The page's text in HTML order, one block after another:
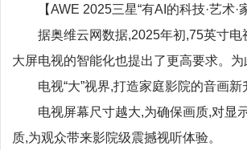
【AWE 2025三星“有AI的科技·艺术·家
据奥维云网数据,2025年初,75英寸电
大屏电视的智能化也提出了更高要求。
电视“大”视界,打造家庭影院的音画新
电视屏幕尺寸越大,为确保画质,对显示
质,为观众带来影院级震撼视听体验。